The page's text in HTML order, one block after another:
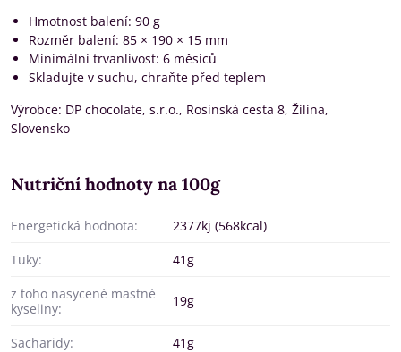
Hmotnost balení: 90 g
Rozměr balení: 85 × 190 × 15 mm
Minimální trvanlivost: 6 měsíců
Skladujte v suchu, chraňte před teplem
Výrobce: DP chocolate, s.r.o., Rosinská cesta 8, Žilina,
Slovensko
Nutriční hodnoty na 100g
Energetická hodnota:
2377kj (568kcal)
Tuky:
41g
z toho nasycené mastné
kyseliny:
19g
Sacharidy:
41g